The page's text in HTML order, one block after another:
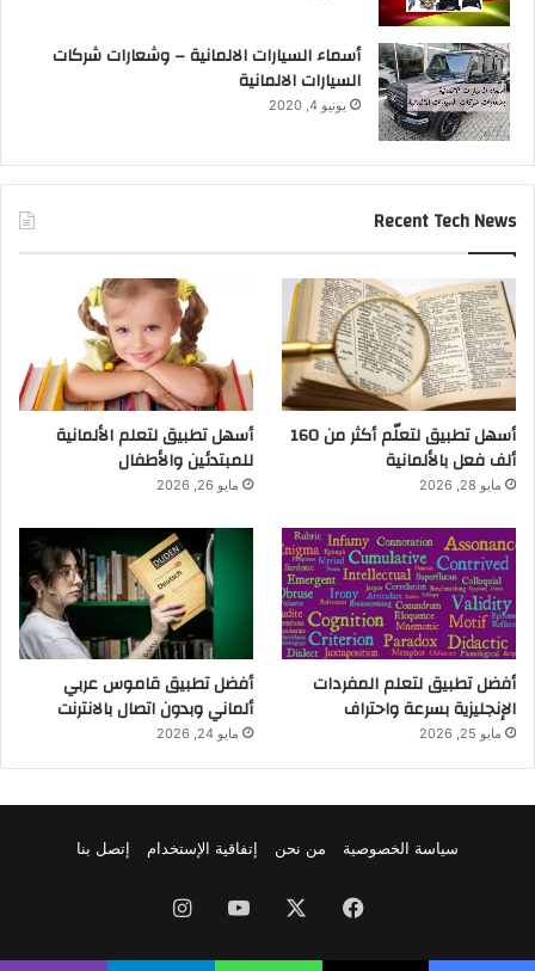
أسماء السيارات الالمانية – وشعارات شركات
السيارات الالمانية
يونيو 4, 2020
Recent Tech News
أسهل تطبيق لتعلّم أكثر من 160
ألف فعل بالألمانية
مايو 28, 2026
أسهل تطبيق لتعلم الألمانية
للمبتدئين والأطفال
مايو 26, 2026
أفضل تطبيق لتعلم المفردات
الإنجليزية بسرعة واحتراف
مايو 25, 2026
أفضل تطبيق قاموس عربي
ألماني وبدون اتصال بالانترنت
مايو 24, 2026
سياسة الخصوصية من نحن إتفاقية الإستخدام إتصل بنا
فيسبوك ‫YouTubeانستقرام